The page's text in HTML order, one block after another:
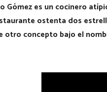
Gómez es un cocinero
ostenta dos
otro concepto bajo el